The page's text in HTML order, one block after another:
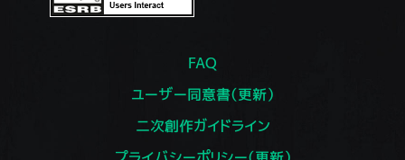
FAQ
ユーザー同意書（更新）
二次創作ガイドライン